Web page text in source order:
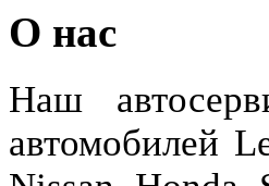
О нас
Наш
автомобилей